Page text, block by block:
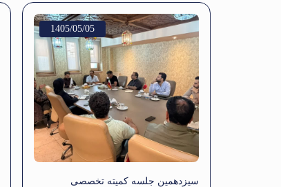
1405/05/05
سیزدهمین جلسه کمیته تخصصی